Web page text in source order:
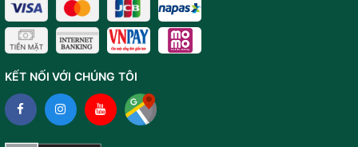
KẾT NỐI VỚI CHÚNG TÔI